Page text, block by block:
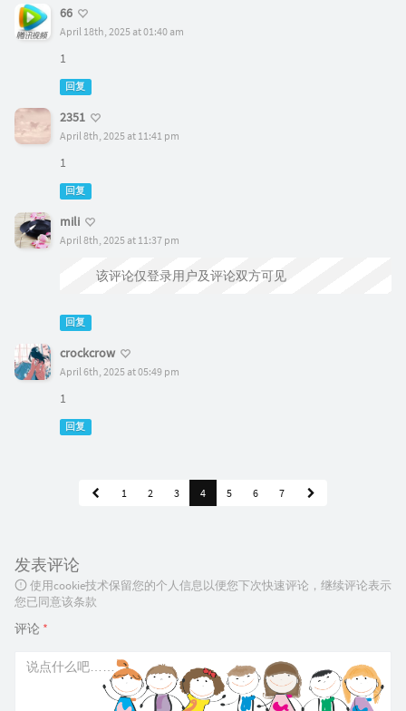
66
April 18th, 2025 at 01:40 am
1
回复
2351
April 8th, 2025 at 11:41 pm
1
回复
mili
April 8th, 2025 at 11:37 pm
该评论仅登录用户及评论双方可见
回复
crockcrow
April 6th, 2025 at 05:49 pm
1
回复
1 2 3 4 5 6 7
发表评论
使用cookie技术保留您的个人信息以便您下次快速评论，继续评论表示
您已同意该条款
评论 *